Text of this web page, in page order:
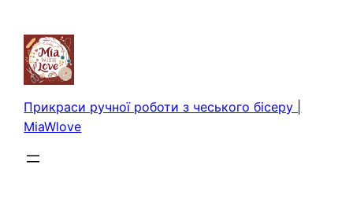
вмісту
Прикраси ручної роботи з чеського бісеру |
MiaWlove